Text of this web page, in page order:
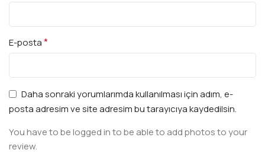
E-posta*
Daha sonraki yorumlarımda kullanılması için adım, e-
posta adresim ve site adresim bu tarayıcıya kaydedilsin.
You have to be logged in to be able to add photos to your
review.